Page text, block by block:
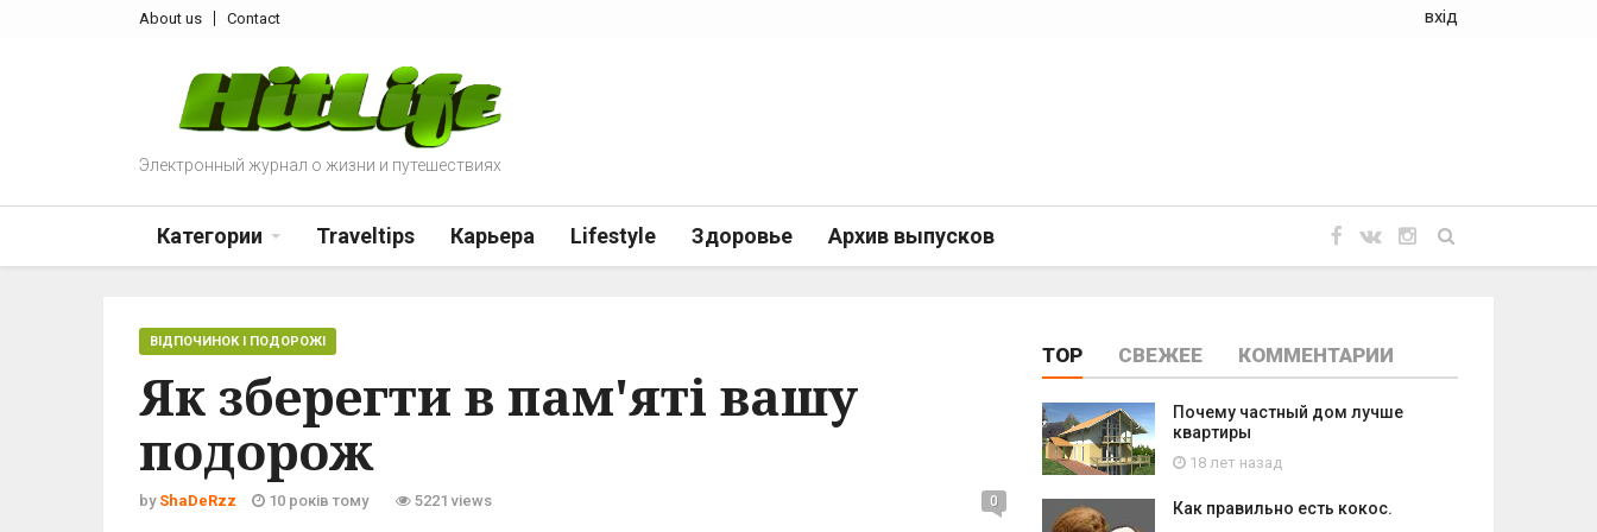
About us Contact вхід
Электронный журнал о жизни и путешествиях
Категории Traveltips Карьера Lifestyle Здоровье Архив выпусков
Як зберегти в пам'яті вашу
подорож
ВІДПОЧИНОК І ПОДОРОЖІ
by ShaDeRzz 10 років тому 5221 views 0
TOP СВЕЖЕЕ КОММЕНТАРИИ
Почему частный дом лучше
квартиры
18 лет назад
Как правильно есть кокос.